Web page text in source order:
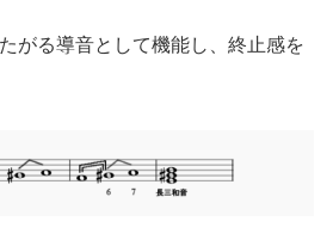
がる導音として機能し、終止感を